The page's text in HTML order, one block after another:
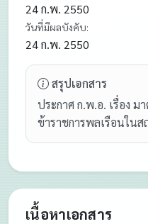
24 ก.พ. 2550
วันที่มีผลบังคับ:
24 ก.พ. 2550
สรุปเอกสาร
ประกาศ ก.พ.อ. เรื่อง ม
ข้าราชการพลเรือนใน
เนื้อหาเอกสาร